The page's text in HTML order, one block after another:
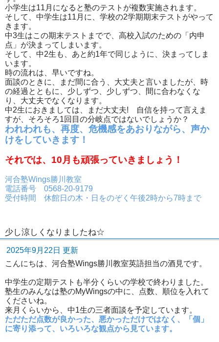
小学生は11月になると塾のテストが複数実施されます。
そして、中学生は11月に、学校の2学期期末テストがやって
きます。
中3生はこの期末テストまでで、高校入試のための「内申
点」が決まってしまいます。
そして、中2生も、あと約1年で同じように、決まってしま
います。
時の流れは、早いですね。
面談のときに、まだ間に合う、大丈夫と言いましたが、時
の経過とともに、少しずつ、少しずつ、間に合わなくな
り、大丈夫でなくなります。
中2生におきましては、まだ大丈夫! 自信を持って言えま
すが、そろそろ1回目の分岐点ではないでしょうか？
われわれも、再度、危機感をあおりながら、声か
けをしていきます！
それでは、10月も頑張っていきましょう！
河合塾Wings勝川教室
電話番号 0568-20-9179
受付時間 休館日の木・日をのぞく午後2時から7時まで
少し涼しくなりましたね☆
2025年9月22日 更新
こんにちは、河合塾Wings勝川教室英語担当の酒見です。
中学生の定期テストも半分くらいの学校で終わりました。
塾生のみんなは塾のMyWingsの中に、点数、順位を入れて
くださいね。
来月くらいから、中1生の三者面談を予定しています。
ただただ点数が良かった、悪かっただけではなく、「個」
に寄り添って、いろいろな観点から見ています。